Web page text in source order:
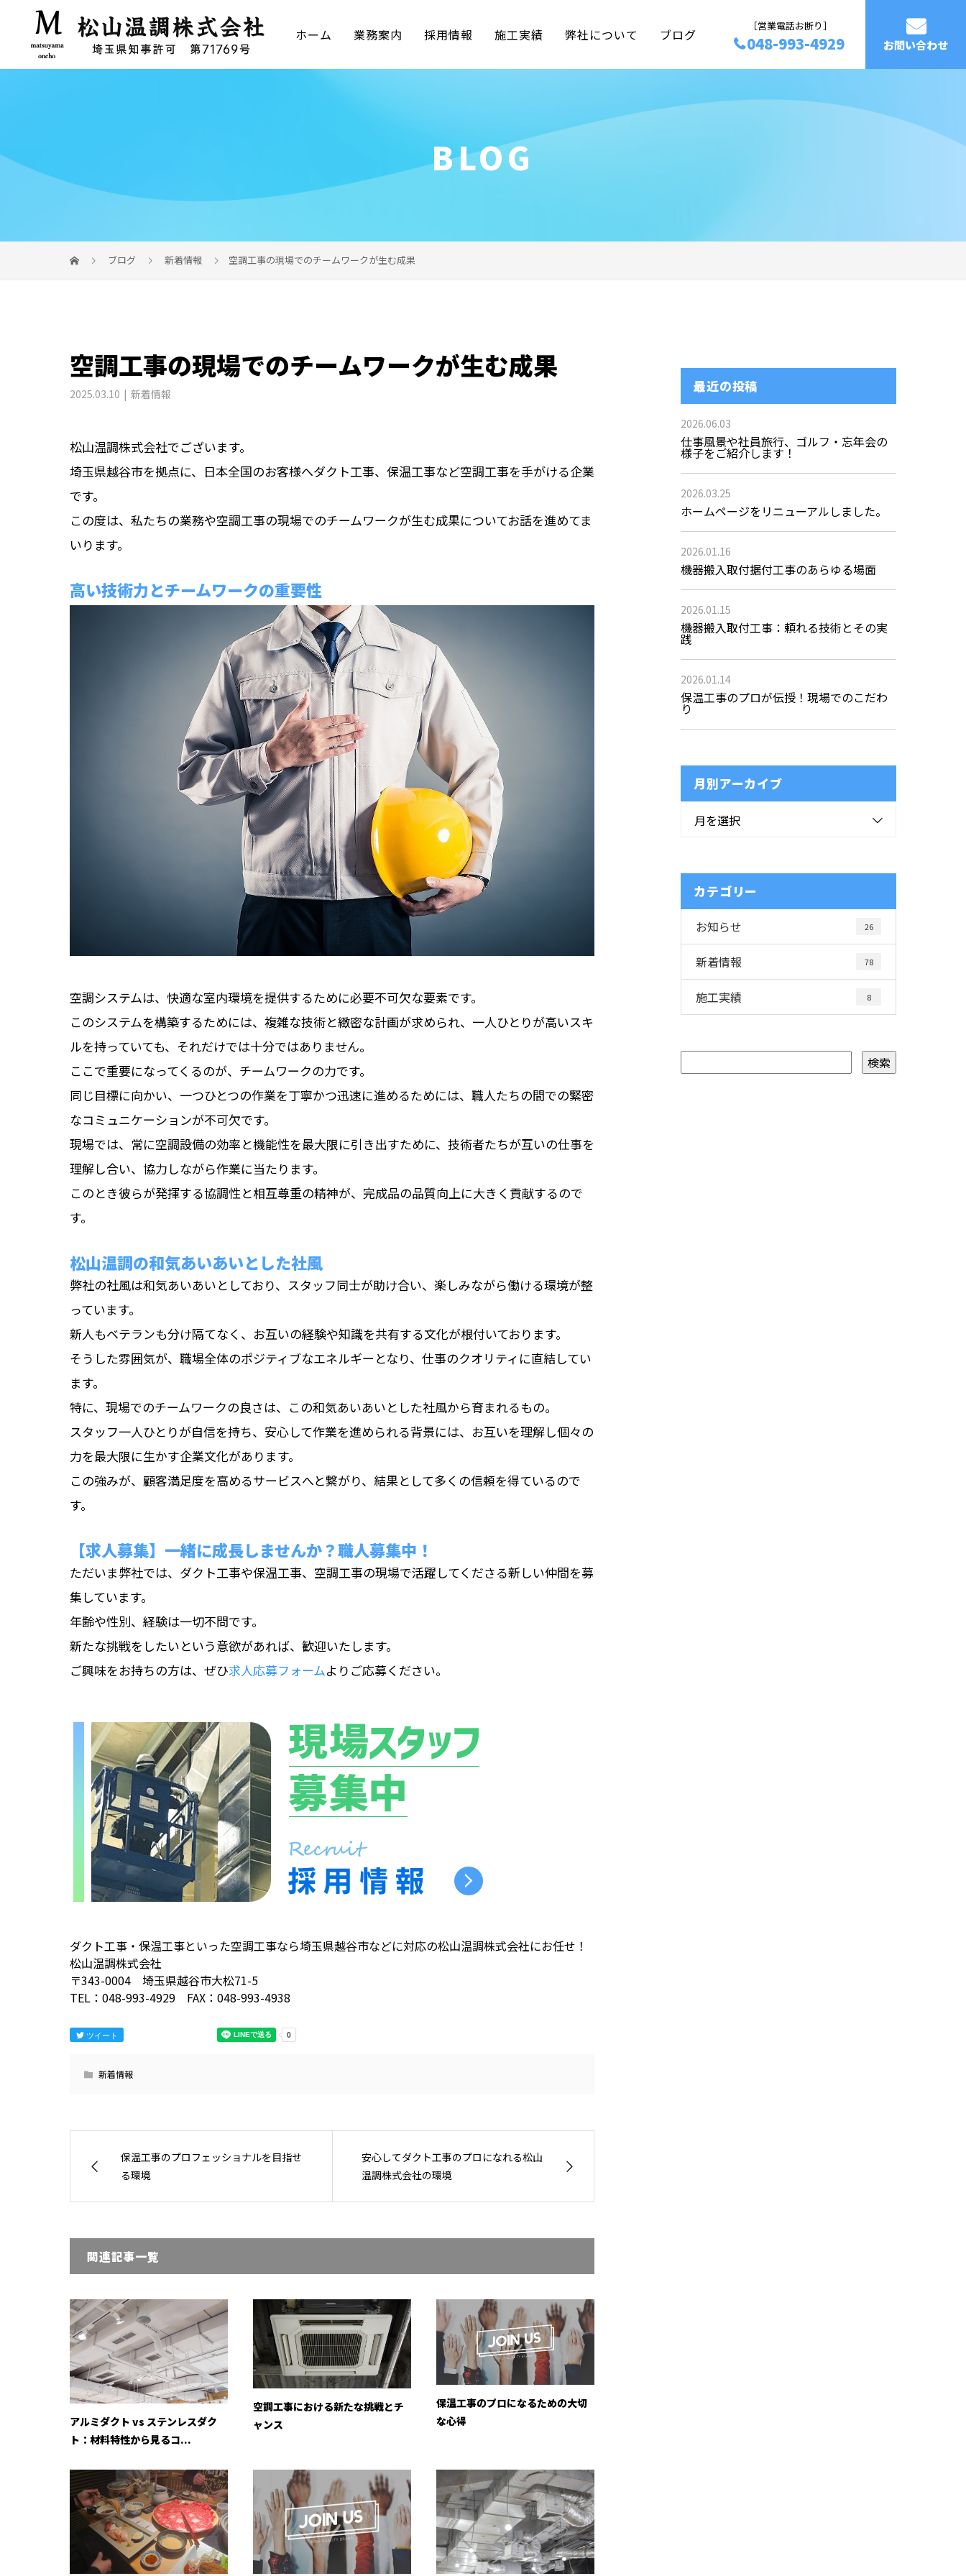
ホーム 業務案内 採用情報 施工実績 弊社について ブログ ［営業電話お断り］
048-993-4929 お問い合わせ
BLOG
ブログ 新着情報 空調工事の現場でのチームワークが生む成果
空調工事の現場でのチームワークが生む成果
2025.03.10 新着情報
松山温調株式会社でございます。
埼玉県越谷市を拠点に、日本全国のお客様へダクト工事、保温工事など空調工事を手がける企業
です。
この度は、私たちの業務や空調工事の現場でのチームワークが生む成果についてお話を進めてま
いります。
高い技術力とチームワークの重要性
空調システムは、快適な室内環境を提供するために必要不可欠な要素です。
このシステムを構築するためには、複雑な技術と緻密な計画が求められ、一人ひとりが高いスキ
ルを持っていても、それだけでは十分ではありません。
ここで重要になってくるのが、チームワークの力です。
同じ目標に向かい、一つひとつの作業を丁寧かつ迅速に進めるためには、職人たちの間での緊密
なコミュニケーションが不可欠です。
現場では、常に空調設備の効率と機能性を最大限に引き出すために、技術者たちが互いの仕事を
理解し合い、協力しながら作業に当たります。
このとき彼らが発揮する協調性と相互尊重の精神が、完成品の品質向上に大きく貢献するので
す。
松山温調の和気あいあいとした社風
弊社の社風は和気あいあいとしており、スタッフ同士が助け合い、楽しみながら働ける環境が整
っています。
新人もベテランも分け隔てなく、お互いの経験や知識を共有する文化が根付いております。
そうした雰囲気が、職場全体のポジティブなエネルギーとなり、仕事のクオリティに直結してい
ます。
特に、現場でのチームワークの良さは、この和気あいあいとした社風から育まれるもの。
スタッフ一人ひとりが自信を持ち、安心して作業を進められる背景には、お互いを理解し個々の
力を最大限に生かす企業文化があります。
この強みが、顧客満足度を高めるサービスへと繋がり、結果として多くの信頼を得ているので
す。
【求人募集】一緒に成長しませんか？職人募集中！
ただいま弊社では、ダクト工事や保温工事、空調工事の現場で活躍してくださる新しい仲間を募
集しています。
年齢や性別、経験は一切不問です。
新たな挑戦をしたいという意欲があれば、歓迎いたします。
ご興味をお持ちの方は、ぜひ求人応募フォームよりご応募ください。
ダクト工事・保温工事といった空調工事なら埼玉県越谷市などに対応の松山温調株式会社にお任せ！
松山温調株式会社
〒343-0004 埼玉県越谷市大松71-5
TEL：048-993-4929 FAX：048-993-4938
ツイート
新着情報
保温工事のプロフェッショナルを目指せ
る環境
安心してダクト工事のプロになれる松山
温調株式会社の環境
関連記事一覧
アルミダクト vs ステンレスダク
ト：材料特性から見るコ...
空調工事における新たな挑戦とチ
ャンス
保温工事のプロになるための大切
な心得
最近の投稿
2026.06.03
仕事風景や社員旅行、ゴルフ・忘年会の
様子をご紹介します！
2026.03.25
ホームページをリニューアルしました。
2026.01.16
機器搬入取付据付工事のあらゆる場面
2026.01.15
機器搬入取付工事：頼れる技術とその実
践
2026.01.14
保温工事のプロが伝授！現場でのこだわ
り
月別アーカイブ
月を選択
カテゴリー
お知らせ 26
新着情報 78
施工実績 8